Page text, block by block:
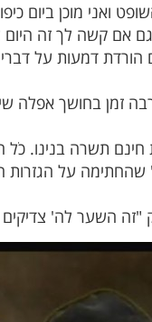
ואני מוכן ביום
אם קשה לך זה
דמעות על
זמן בחושך אפלה
תשרה בנינו.
על הגזרות
השער לה' צדיקים